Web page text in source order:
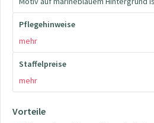
Pflegehinweise
mehr
Staffelpreise
mehr
Vorteile